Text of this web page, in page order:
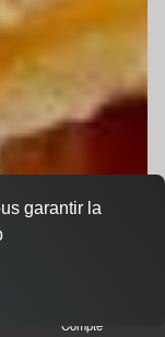
Compte
garantir la